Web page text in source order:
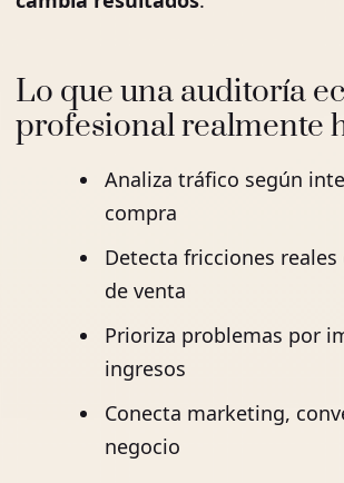
Lo que una auditoría
profesional realmente
Analiza tráfico según
compra
Detecta fricciones reales
de venta
Prioriza problemas por
ingresos
Conecta marketing,
negocio